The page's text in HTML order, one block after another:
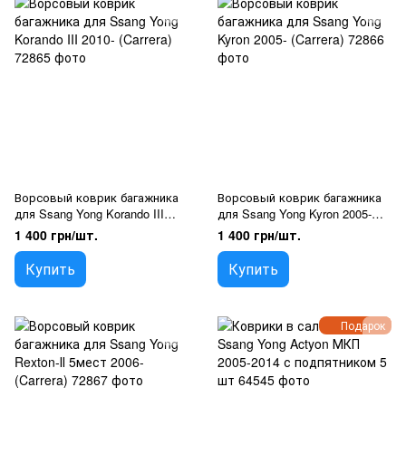
Ворсовый коврик багажника
для Ssang Yong Korando III
2010- (Carrera)
1 400 грн/шт.
Купить
Ворсовый коврик багажника
для Ssang Yong Kyron 2005-
(Carrera)
1 400 грн/шт.
Купить
Подарок